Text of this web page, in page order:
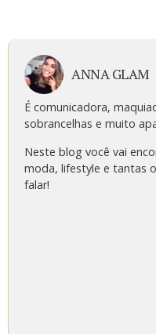
ANNA GLAM
É comunicadora,
sobrancelhas e muito
Neste blog você vai
moda, lifestyle e tantas
falar!